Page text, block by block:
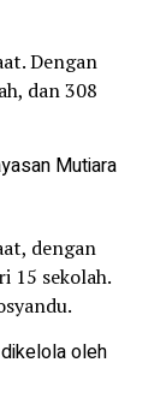
Dengan
dan 308
Mutiara
dengan
15 sekolah.
oleh